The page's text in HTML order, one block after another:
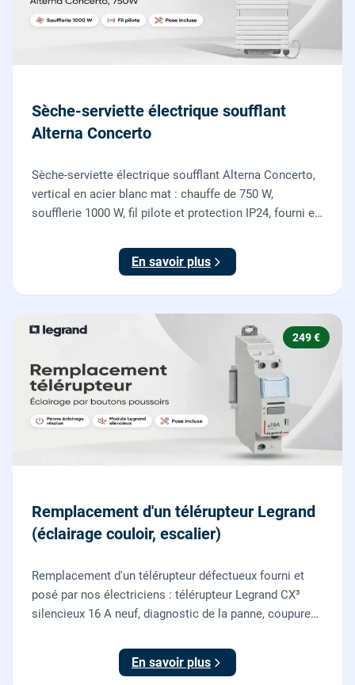
Sèche-serviette électrique soufflant
Alterna Concerto
Sèche-serviette électrique soufflant Alterna Concerto,
vertical en acier blanc mat : chauffe de 750 W,
soufflerie 1000 W, fil pilote et protection IP24, fourni et
En savoir plus
249 €
Remplacement d'un télérupteur Legrand
(éclairage couloir, escalier)
Remplacement d'un télérupteur défectueux fourni et
posé par nos électriciens : télérupteur Legrand CX³
silencieux 16 A neuf, diagnostic de la panne, coupure
boutons poussoirs.
En savoir plus